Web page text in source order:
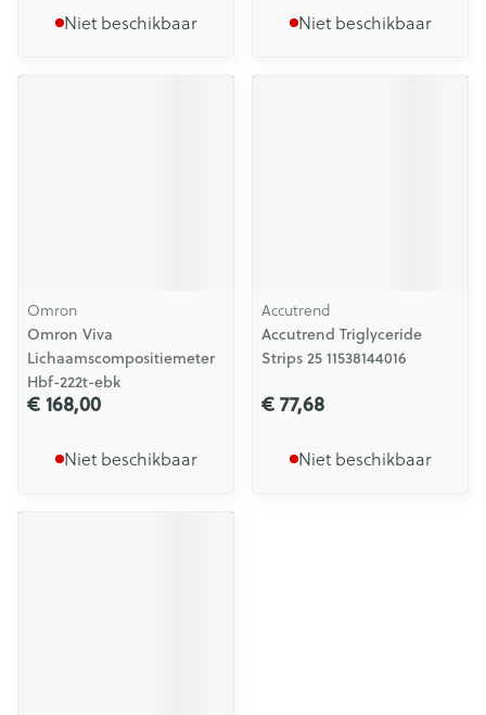
Niet beschikbaar Niet beschikbaar
Omron
Omron Viva
Lichaamscompositiemeter
Hbf-222t-ebk
€ 168,00
Niet beschikbaar
Accutrend
Accutrend Triglyceride
Strips 25 11538144016
€ 77,68
Niet beschikbaar